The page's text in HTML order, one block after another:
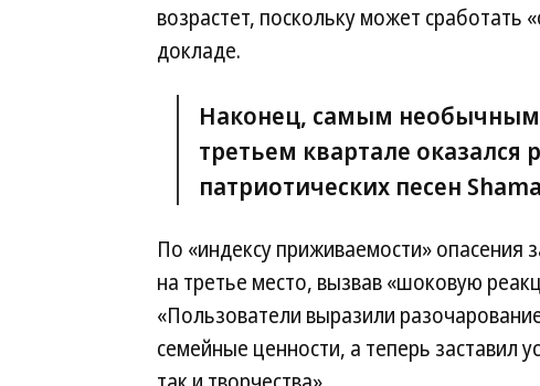
возрастет, поскольку может сработать
докладе.
Наконец, самым необычным
третьем квартале оказался
патриотических песен
По «индексу приживаемости»
на третье место, вызвав «шоковую
«Пользователи выразили
семейные ценности, а теперь заставил